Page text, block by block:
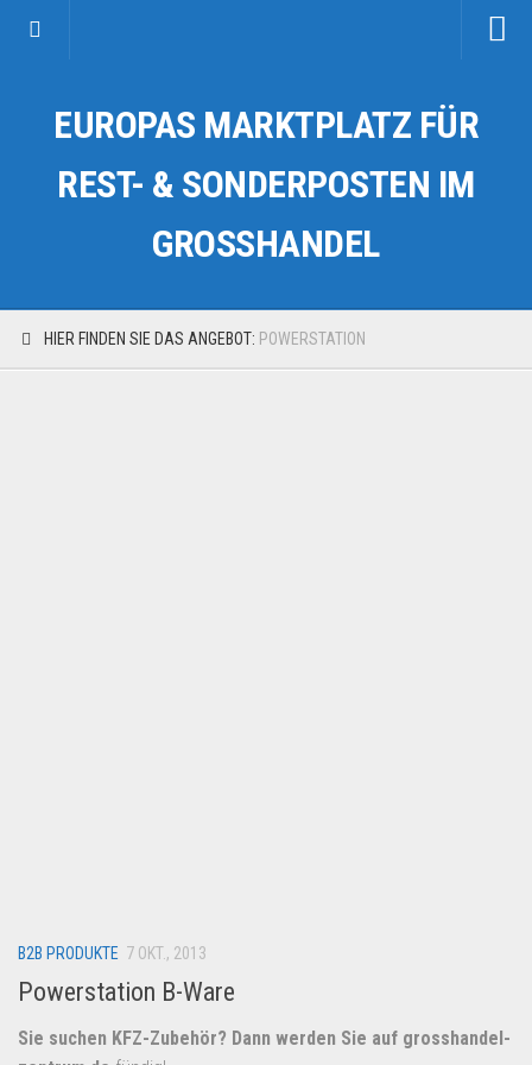
Kategorien
Auto & Motorrad
Fahrzeuge & Transport
eBay Restposten kaufen
Sonderposten-Angebote
Saison & Eventprodkte
EUROPAS MARKTPLATZ FÜR
REST- & SONDERPOSTEN IM
GROSSHANDEL
HIER FINDEN SIE DAS ANGEBOT: POWERSTATION
B2B PRODUKTE 7 OKT., 2013
Powerstation B-Ware
Sie suchen KFZ-Zubehör? Dann werden Sie auf grosshandel-